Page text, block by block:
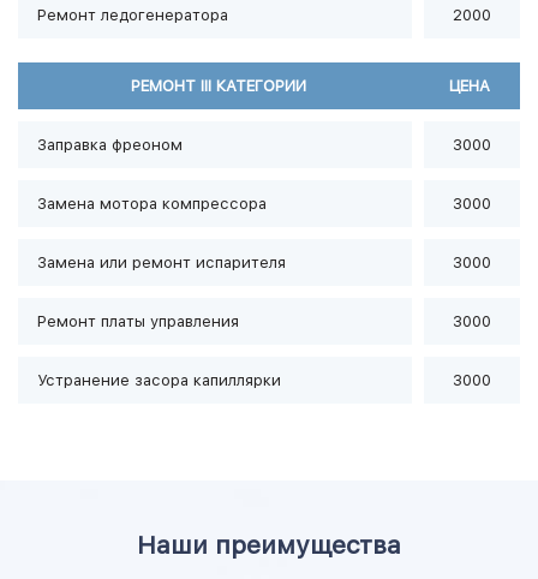
Ремонт ледогенератора 2000
РЕМОНТ III КАТЕГОРИИ ЦЕНА
Заправка фреоном 3000
Замена мотора компрессора 3000
Замена или ремонт испарителя 3000
Ремонт платы управления 3000
Устранение засора капиллярки 3000
Наши преимущества